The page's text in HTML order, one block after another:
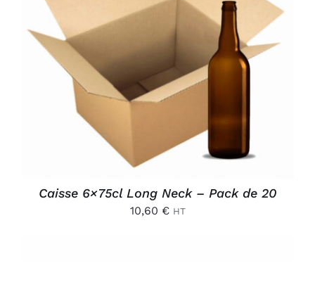
AJOUTER AU PANIER
DÉTAILS
Caisse 6×75cl Long Neck – Pack de 20
10,60 € HT